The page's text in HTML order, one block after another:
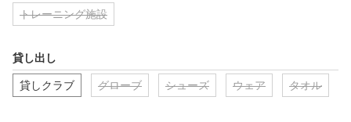
トレーニング施設
貸し出し
貸しクラブ グローブ シューズ ウェア タオル